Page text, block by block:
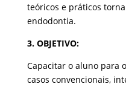
teóricos e práticos
endodontia.
3. OBJETIVO:
Capacitar o aluno para
casos convencionais,